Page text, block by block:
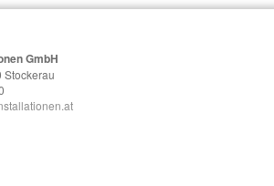
GmbH
Stockerau